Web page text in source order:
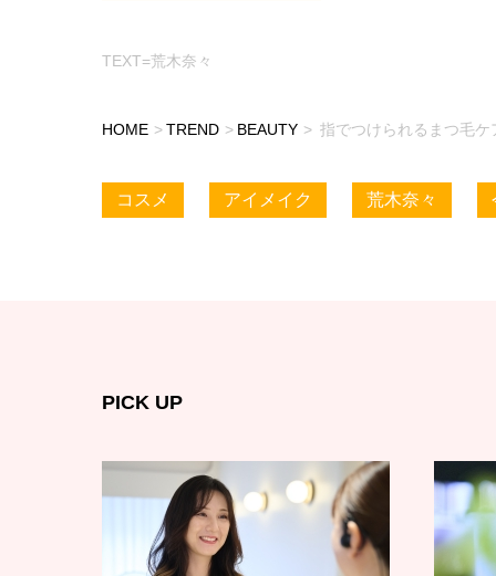
TEXT=荒木奈々
HOME TREND BEAUTY 指でつけられるまつ毛
コスメ アイメイク 荒木奈々
PICK UP